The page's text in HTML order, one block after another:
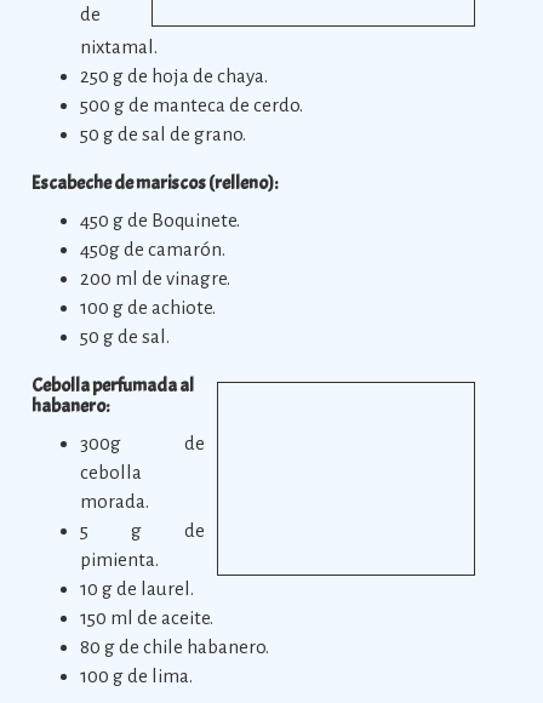
de
nixtamal.
250 g de hoja de chaya.
500 g de manteca de cerdo.
50 g de sal de grano.
Escabeche de mariscos (relleno):
450 g de Boquinete.
450g de camarón.
200 ml de vinagre.
100 g de achiote.
50 g de sal.
Cebolla perfumada al
habanero:
300g de
cebolla
morada.
5 g de
pimienta.
10 g de laurel.
150 ml de aceite.
80 g de chile habanero.
100 g de lima.